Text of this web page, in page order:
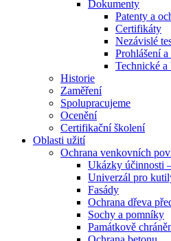
Dokumenty
Patenty a
Certifikáty
Nezávislé
Prohlášení a
Technické a
Historie
Zaměření
Spolupracujeme
Ocenění
Certifikační školení
Oblasti užití
Ochrana venkovních
Ukázky účinnosti
Univerzál pro
Fasády
Ochrana dřeva
Sochy a pomníky
Památkově